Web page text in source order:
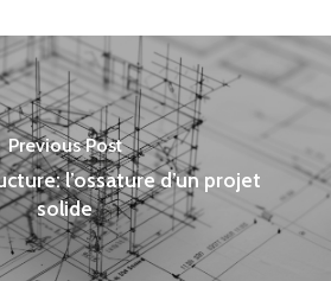
Previous Post
l’ossature d’un projet
solide